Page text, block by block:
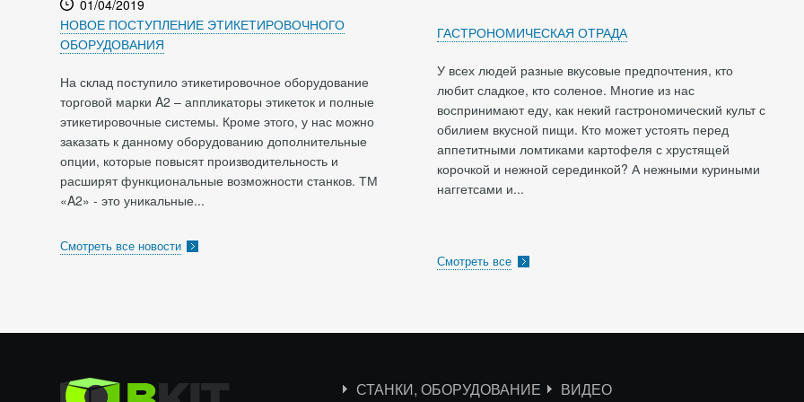
01/04/2019
НОВОЕ ПОСТУПЛЕНИЕ ЭТИКЕТИРОВОЧНОГО
ОБОРУДОВАНИЯ
На склад поступило этикетировочное оборудование
торговой марки A2 – аппликаторы этикеток и полные
этикетировочные системы. Кроме этого, у нас можно
заказать к данному оборудованию дополнительные
опции, которые повысят производительность и
расширят функциональные возможности станков. ТМ
«A2» - это уникальные...
Смотреть все новости
ГАСТРОНОМИЧЕСКАЯ ОТРАДА
У всех людей разные вкусовые предпочтения, кто
любит сладкое, кто соленое. Многие из нас
воспринимают еду, как некий гастрономический культ с
обилием вкусной пищи. Кто может устоять перед
аппетитными ломтиками картофеля с хрустящей
корочкой и нежной серединкой? А нежными куриными
наггетсами и...
Смотреть все
СТАНКИ, ОБОРУДОВАНИЕ ВИДЕО